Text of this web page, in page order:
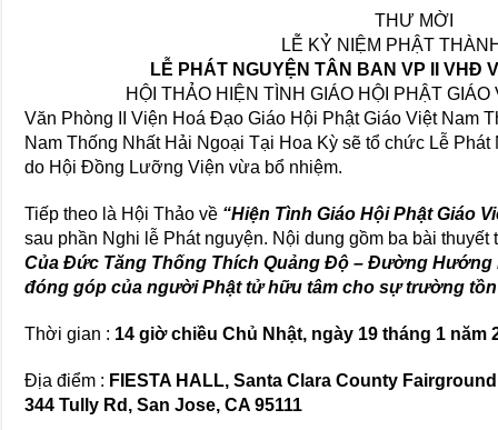
THƯ MỜI
LỄ KỶ NIỆM PHẬT
LỄ PHÁT NGUYỆN TÂN BAN VP II VHĐ
HỘI THẢO HIỆN TÌNH GIÁO HỘI PHẬT
Văn Phòng II Viện Hoá Đạo Giáo Hội Phật Giáo Việt Nam
Nam Thống Nhất Hải Ngoại Tại Hoa Kỳ sẽ tổ chức Lễ
do Hội Đồng Lưỡng Viện vừa bổ nhiệm.
Tiếp theo là Hội Thảo về “Hiện Tình Giáo Hội Phật Giáo
sau phần Nghi lễ Phát nguyện. Nội dung gồm ba bài thuyết
Của Đức Tăng Thống Thích Quảng Độ – Đường Hướng
đóng góp của người Phật tử hữu tâm cho sự trường tồn
Thời gian : 14 giờ chiều Chủ Nhật, ngày 19 tháng 1 năm
Địa điểm : FIESTA HALL, Santa Clara County
344 Tully Rd, San Jose, CA 95111